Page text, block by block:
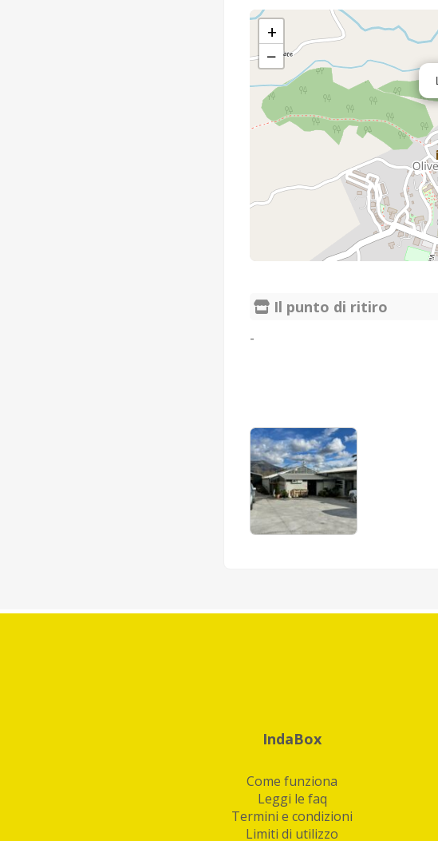
+
−
Il punto di ritiro
-
IndaBox
Come funziona
Leggi le faq
Termini e condizioni
Limiti di utilizzo